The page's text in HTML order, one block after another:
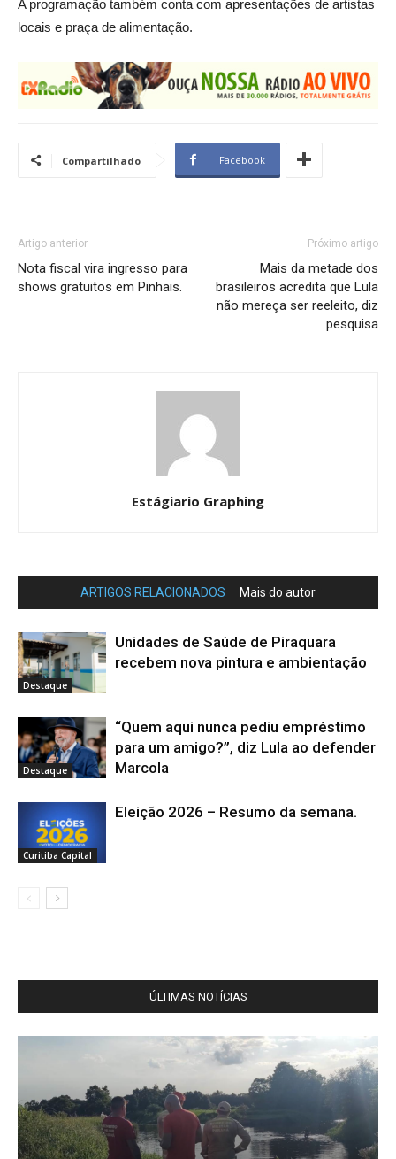
A programação também conta com apresentações de artistas
locais e praça de alimentação.
Compartilhado Facebook
Artigo anterior
Nota fiscal vira ingresso para
shows gratuitos em Pinhais.
Próximo artigo
Mais da metade dos
brasileiros acredita que Lula
não mereça ser reeleito, diz
pesquisa
Estágiario Graphing
ARTIGOS RELACIONADOS Mais do autor
Destaque
Unidades de Saúde de Piraquara
recebem nova pintura e ambientação
Destaque
“Quem aqui nunca pediu empréstimo
para um amigo?”, diz Lula ao defender
Marcola
Curitiba Capital
Eleição 2026 – Resumo da semana.
ÚLTIMAS NOTÍCIAS